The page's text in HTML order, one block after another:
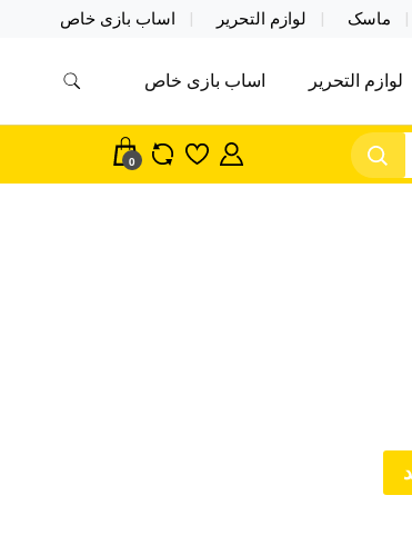
ماسک لوازم التحریر اساب بازی خاص
ماسک در واردات مستقیم
لوازم التحریر اساب بازی خاص
0